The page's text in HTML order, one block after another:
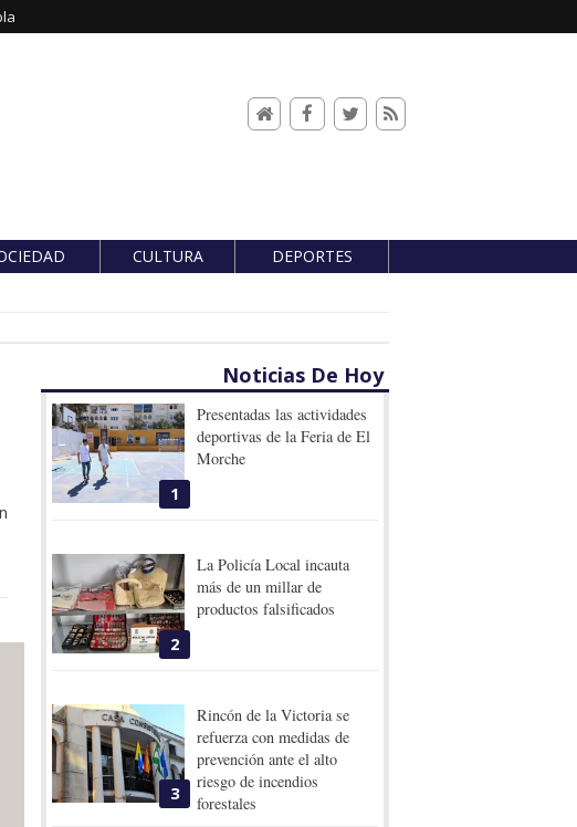
CULTURA DEPORTES
Noticias De Hoy
1
Presentadas las actividades
deportivas de la Feria de El
Morche
2
La Policía Local incauta
más de un millar de
productos falsificados
3
Rincón de la Victoria se
refuerza con medidas de
prevención ante el alto
riesgo de incendios
forestales